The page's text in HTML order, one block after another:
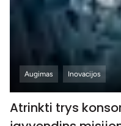
Augimas Inovacijos
Atrinkti trys